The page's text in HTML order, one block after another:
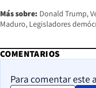
Más sobre: Donald Trump
Maduro Legisladores
COMENTARIOS
Para comentar este